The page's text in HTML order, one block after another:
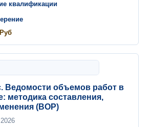
квалификации
Руб
Ведомости объемов работ в
методика составления,
(ВОР)